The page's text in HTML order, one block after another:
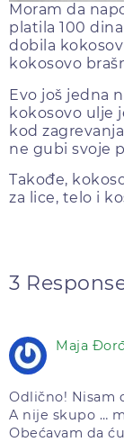
Moram da
platila 100
dobila
kokosovo
Evo još jedna
kokosovo ulje
kod
ne gubi svoje
Takođe,
za lice, telo i
3
Maja
Odlično! Nisam
A nije skupo …
Obećavam da